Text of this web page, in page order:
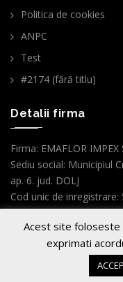
Politica de cookies
ANPC
Test
#2174 (fără titlu)
Detalii firma
Firma: EMAFLOR IMPEX
Sediu social: Municipiul
ap. 6. jud. DOLJ
Cod unic de inregistrare:
Nr.ordine Reg.Com. :
Acest site foloseste
exprimati